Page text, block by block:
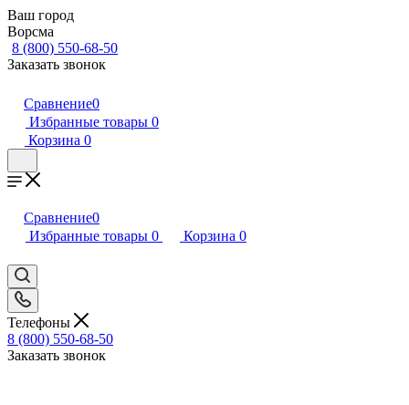
Ваш город
Ворсма
8 (800) 550-68-50
Заказать звонок
Сравнение0
Избранные товары 0
Корзина 0
Сравнение0
Избранные товары 0 Корзина 0
Телефоны
8 (800) 550-68-50
Заказать звонок